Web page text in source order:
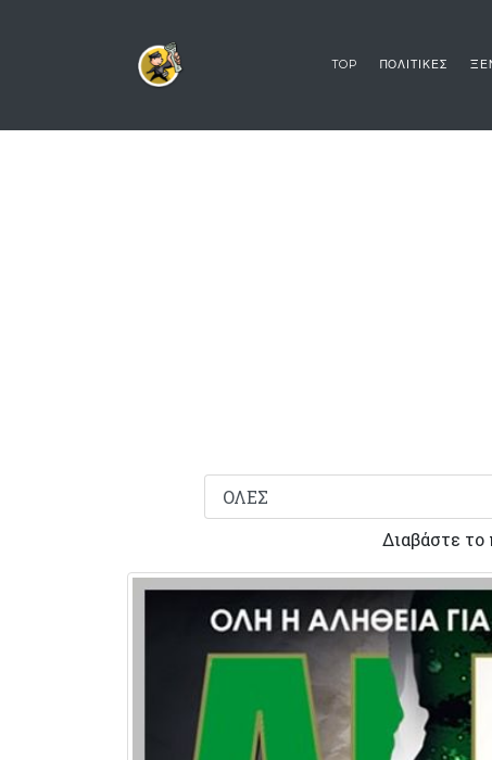
TOP ΠΟΛΙΤΙΚΕΣ
Διαβάστε το